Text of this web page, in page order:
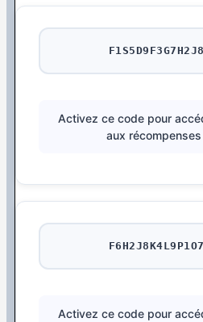
Activez ce code pour
aux
Activez ce code pour